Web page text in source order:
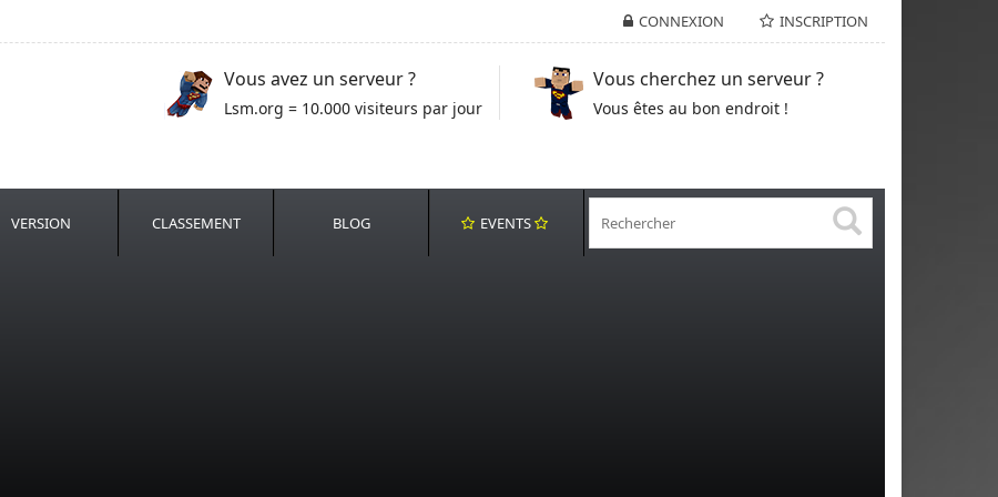
CONNEXION INSCRIPTION
Vous avez un serveur ?
Lsm.org = 10.000 visiteurs par jour
Vous cherchez un serveur ?
Vous êtes au bon endroit !
VERSION CLASSEMENT BLOG EVENTS